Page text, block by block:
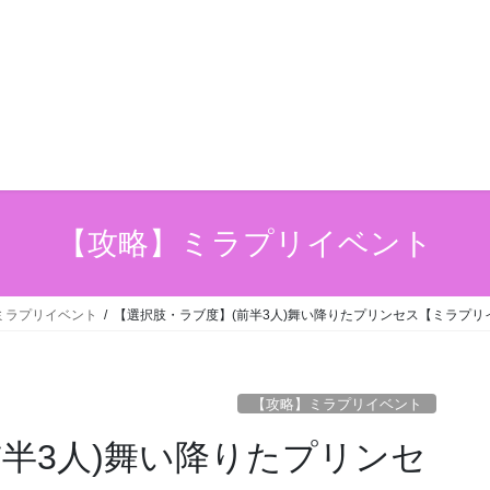
【攻略】ミラプリイベント
ラプリイベント 【選択肢・ラブ度】(前半3人)舞い降りたプリンセス【ミラプリ
【攻略】ミラプリイベント
3人)舞い降りたプリンセ